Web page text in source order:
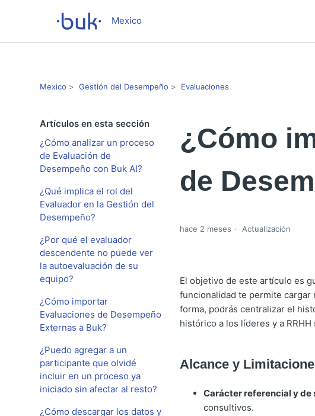
Mexico
Mexico Gestión del Desempeño Evaluaciones
Artículos en esta sección
¿Cómo analizar un proceso
de Evaluación de
Desempeño con Buk AI?
¿Qué implica el rol del
Evaluador en la Gestión del
Desempeño?
¿Por qué el evaluador
descendente no puede ver
la autoevaluación de su
equipo?
¿Cómo importar
Evaluaciones de Desempeño
Externas a Buk?
¿Puedo agregar a un
participante que olvidé
incluir en un proceso ya
iniciado sin afectar al resto?
¿Cómo descargar los datos y
¿Cómo
de
hace 2 meses Actualización
El objetivo de este artículo es
funcionalidad te permite cargar
forma, podrás centralizar el
histórico a los líderes y a
Alcance y
Carácter referencial y de
consultivos.